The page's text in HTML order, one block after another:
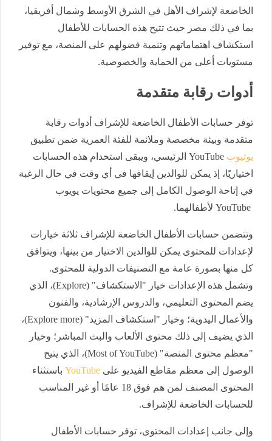
الخاضعة لإشراف الأهل في الشرق الأوسط وشمال أفريقيا،
بما في ذلك مصر حيث تتيح هذه الحسابات للأطفال
استكشاف اهتماماتهم وتنمية فضولهم على المنصة، مع توفير
مستويات أعلى من الحماية والخصوصية.
أدوات رقابة متقدمة
توفر حسابات الأطفال الخاضعة للإشراف أدوات رقابة
متقدمة وبيئة مخصصة وملائمة للفئة العمرية ضمن تطبيق
يوتيوب
YouTube الرئيسي، ويبقى استخدام هذه الحسابات
اختياريًا، إذ يمكن للوالدين إيقافها في أي وقت في حال الرغبة
في إتاحة الوصول الكامل إلى جميع محتويات يويوب
وتتضمن حسابات الأطفال الخاضعة للإشراف ثلاثة خيارات
لإعدادات للمحتوى يمكن للوالدين الاختيار من بينها، ويتوافق
كل منها بصورة عامة مع التصنيفات الدولية للمحتوى.
وتشمل هذه الإعدادات خيار "الاستكشاف" (Explore)، الذي
يضم المحتوى التعليمي، والدروس الإرشادية، والفنون
والأعمال اليدوية؛ وخيار "استكشاف المزيد" (Explore more)،
الذي يضيف إلى ذلك محتوى الألعاب والبث المباشر؛ وخيار
"معظم محتوى المنصة" (Most of YouTube)، الذي يتيح
الوصول إلى معظم مقاطع الفيديو على YouTube باستثناء
المحتوى المصنف لمن هم فوق 18 عامًا أو غير المناسب
للحسابات الخاضعة للإشراف.
وإلى جانب إعدادات المحتوى، توفر حسابات الأطفال